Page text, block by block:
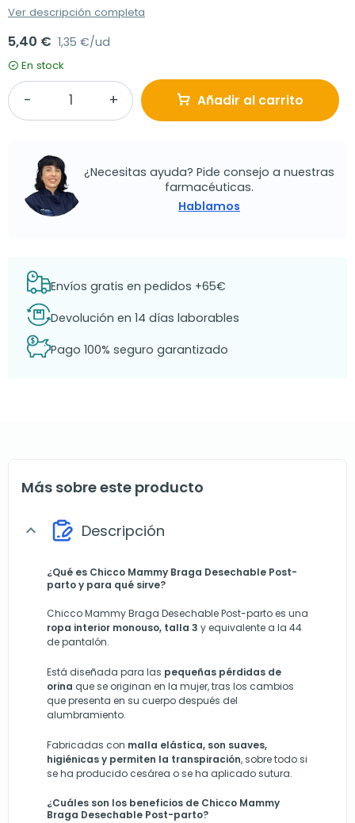
Ver descripción completa
5,40 € 1,35 €/ud
En stock
Añadir al carrito
¿Necesitas ayuda? Pide consejo a nuestras
farmacéuticas.
Hablamos
Envíos gratis en pedidos +65€
Devolución en 14 días laborables
Pago 100% seguro garantizado
Más sobre este producto
expand_more Descripción
¿Qué es Chicco Mammy Braga Desechable Post-
parto y para qué sirve?
Chicco Mammy Braga Desechable Post-parto es una
ropa interior monouso, talla 3 y equivalente a la 44
de pantalón.
Está diseñada para las pequeñas pérdidas de
orina que se originan en la mujer, tras los cambios
que presenta en su cuerpo después del
alumbramiento.
Fabricadas con malla elástica, son suaves,
higiénicas y permiten la transpiración, sobre todo si
se ha producido cesárea o se ha aplicado sutura.
¿Cuáles son los beneficios de Chicco Mammy
Braga Desechable Post-parto?